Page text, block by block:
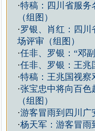
·特稿：四川省服务
（组图）
·罗银、肖红：四
场评审（组图）
·任非、罗银：“邓
·任非、罗银：王兆
·特稿：王兆国视察
·张宝忠中将向百色
（组图）
·游客冒雨到四川广
·杨天军：游客冒雨